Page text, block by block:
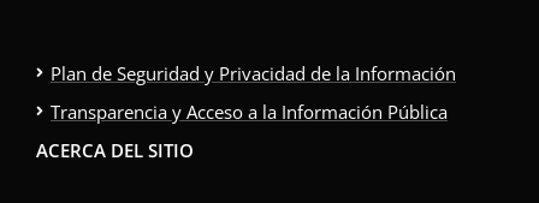
Plan de Seguridad y Privacidad de la Información
Transparencia y Acceso a la Información Pública
ACERCA DEL SITIO